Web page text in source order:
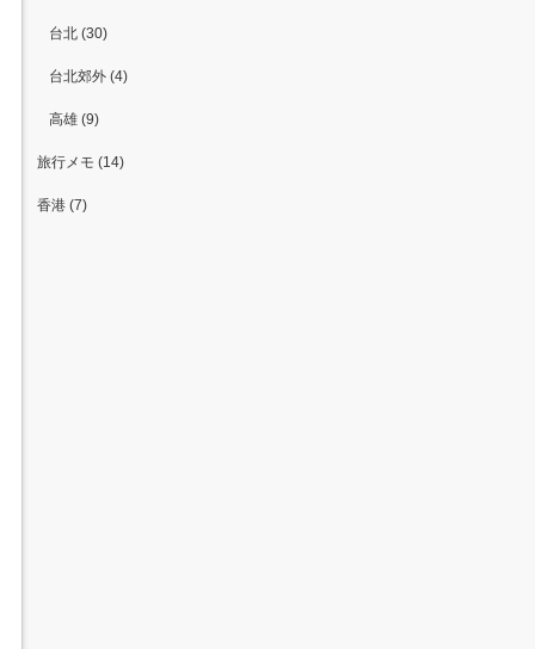
台北 (30)
台北郊外 (4)
高雄 (9)
旅行メモ (14)
香港 (7)